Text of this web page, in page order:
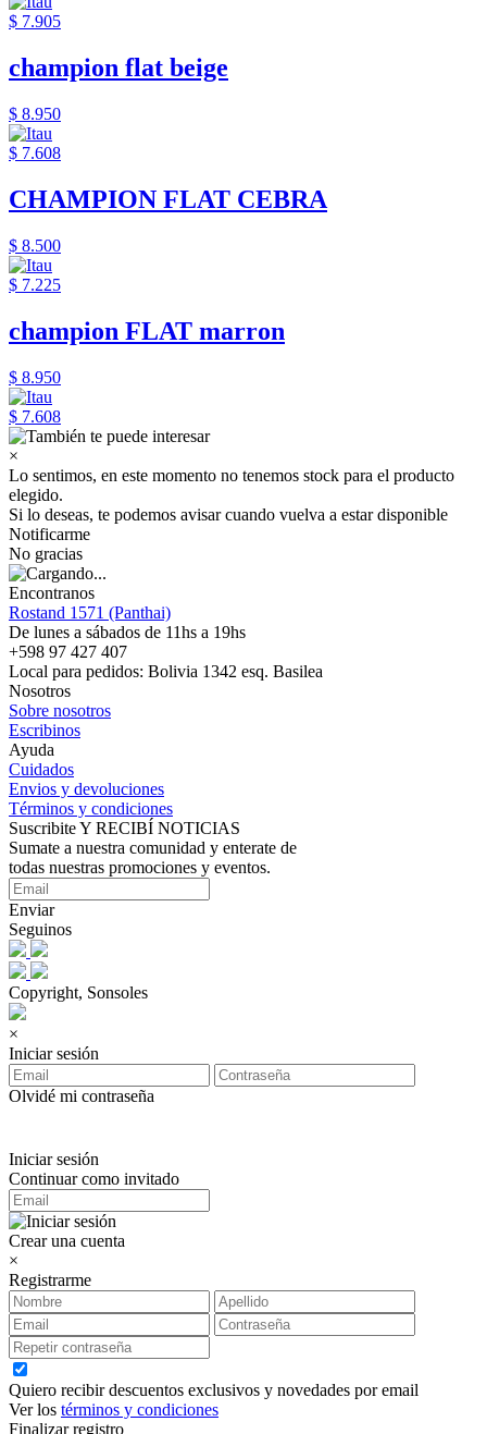
$ 7.905
champion flat beige
$ 8.950
$ 7.608
CHAMPION FLAT CEBRA
$ 8.500
$ 7.225
champion FLAT marron
$ 8.950
$ 7.608
×
Lo sentimos, en este momento no tenemos stock para el producto
elegido.
Si lo deseas, te podemos avisar cuando vuelva a estar disponible
Notificarme
No gracias
Encontranos
Rostand 1571 (Panthai)
De lunes a sábados de 11hs a 19hs
+598 97 427 407
Local para pedidos: Bolivia 1342 esq. Basilea
Nosotros
Sobre nosotros
Escribinos
Ayuda
Cuidados
Envios y devoluciones
Términos y condiciones
Suscribite Y RECIBÍ NOTICIAS
Sumate a nuestra comunidad y enterate de
todas nuestras promociones y eventos.
Enviar
Seguinos
Copyright, Sonsoles
×
Iniciar sesión
Olvidé mi contraseña
Iniciar sesión
Continuar como invitado
Crear una cuenta
×
Registrarme
Quiero recibir descuentos exclusivos y novedades por email
Ver los términos y condiciones
Finalizar registro